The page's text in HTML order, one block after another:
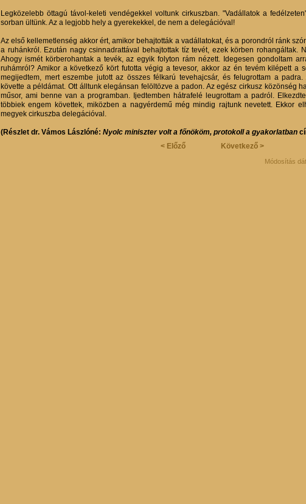
Legközelebb öttagú távol-keleti vendégekkel voltunk cirkuszban. "Vadállatok a
sorban ültünk. Az a legjobb hely a gyerekekkel, de nem a delegációval!
Az első kellemetlenség akkor ért, amikor behajtották a vadállatokat, és a porondról ránk
a ruhánkról. Ezután nagy csinnadrattával behajtottak tíz tevét, ezek körben rohangáltak.
Ahogy ismét körberohantak a tevék, az egyik folyton rám nézett. Idegesen gondoltam
ruhámról? Amikor a következő kört futotta végig a tevesor, akkor az én tevém kilépett a
megijedtem, mert eszembe jutott az összes félkarú tevehajcsár, és felugrottam a
követte a példámat. Ott álltunk elegánsan felöltözve a padon. Az egész cirkusz közönség
műsor, ami benne van a programban. Ijedtemben hátrafelé leugrottam a padról.
többiek engem követtek, miközben a nagyérdemű még mindig rajtunk nevetett. Ekkor
megyek cirkuszba delegációval.
(Részlet dr. Vámos Lászlóné: Nyolc miniszter volt a főnököm, protokoll a gyakorlatban
< Előző
Következő >
Módosítás